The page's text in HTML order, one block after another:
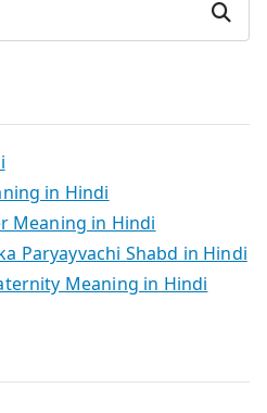
Search
in Hindi
Meaning in Hindi
ka Paryayvachi Shabd in Hindi
Meaning in Hindi